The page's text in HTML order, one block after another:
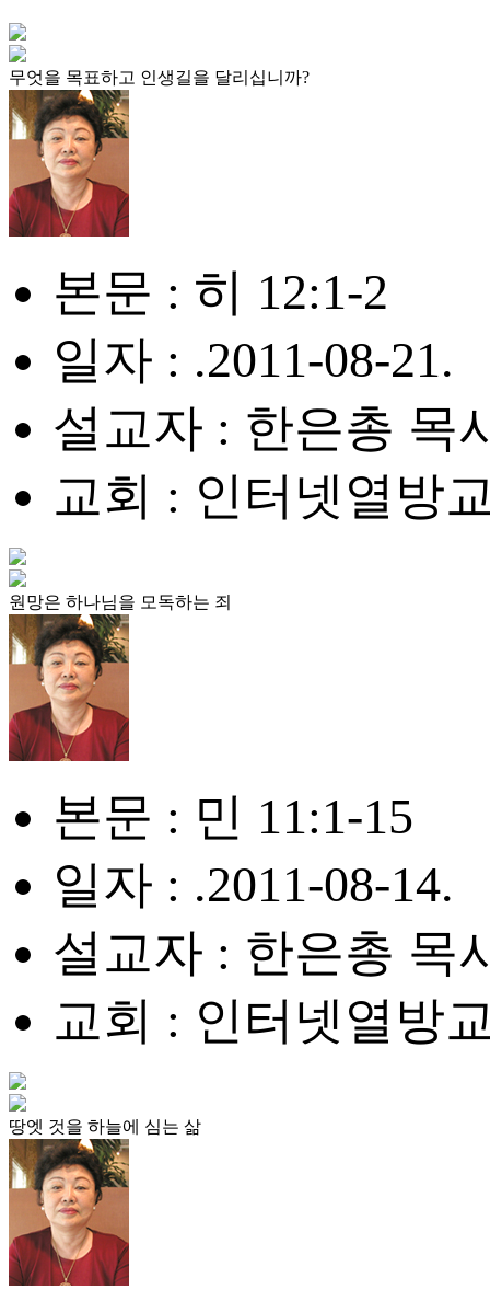
무엇을 목표하고 인생길을 달리십니까?
본문 : 히 12:1-2
일자 : .2011-08-21.
설교자 : 한은총 목
교회 : 인터넷열방
원망은 하나님을 모독하는 죄
본문 : 민 11:1-15
일자 : .2011-08-14.
설교자 : 한은총 목
교회 : 인터넷열방
땅엣 것을 하늘에 심는 삶